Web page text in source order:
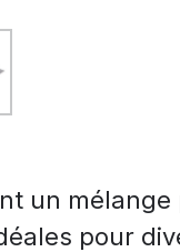
un
pour